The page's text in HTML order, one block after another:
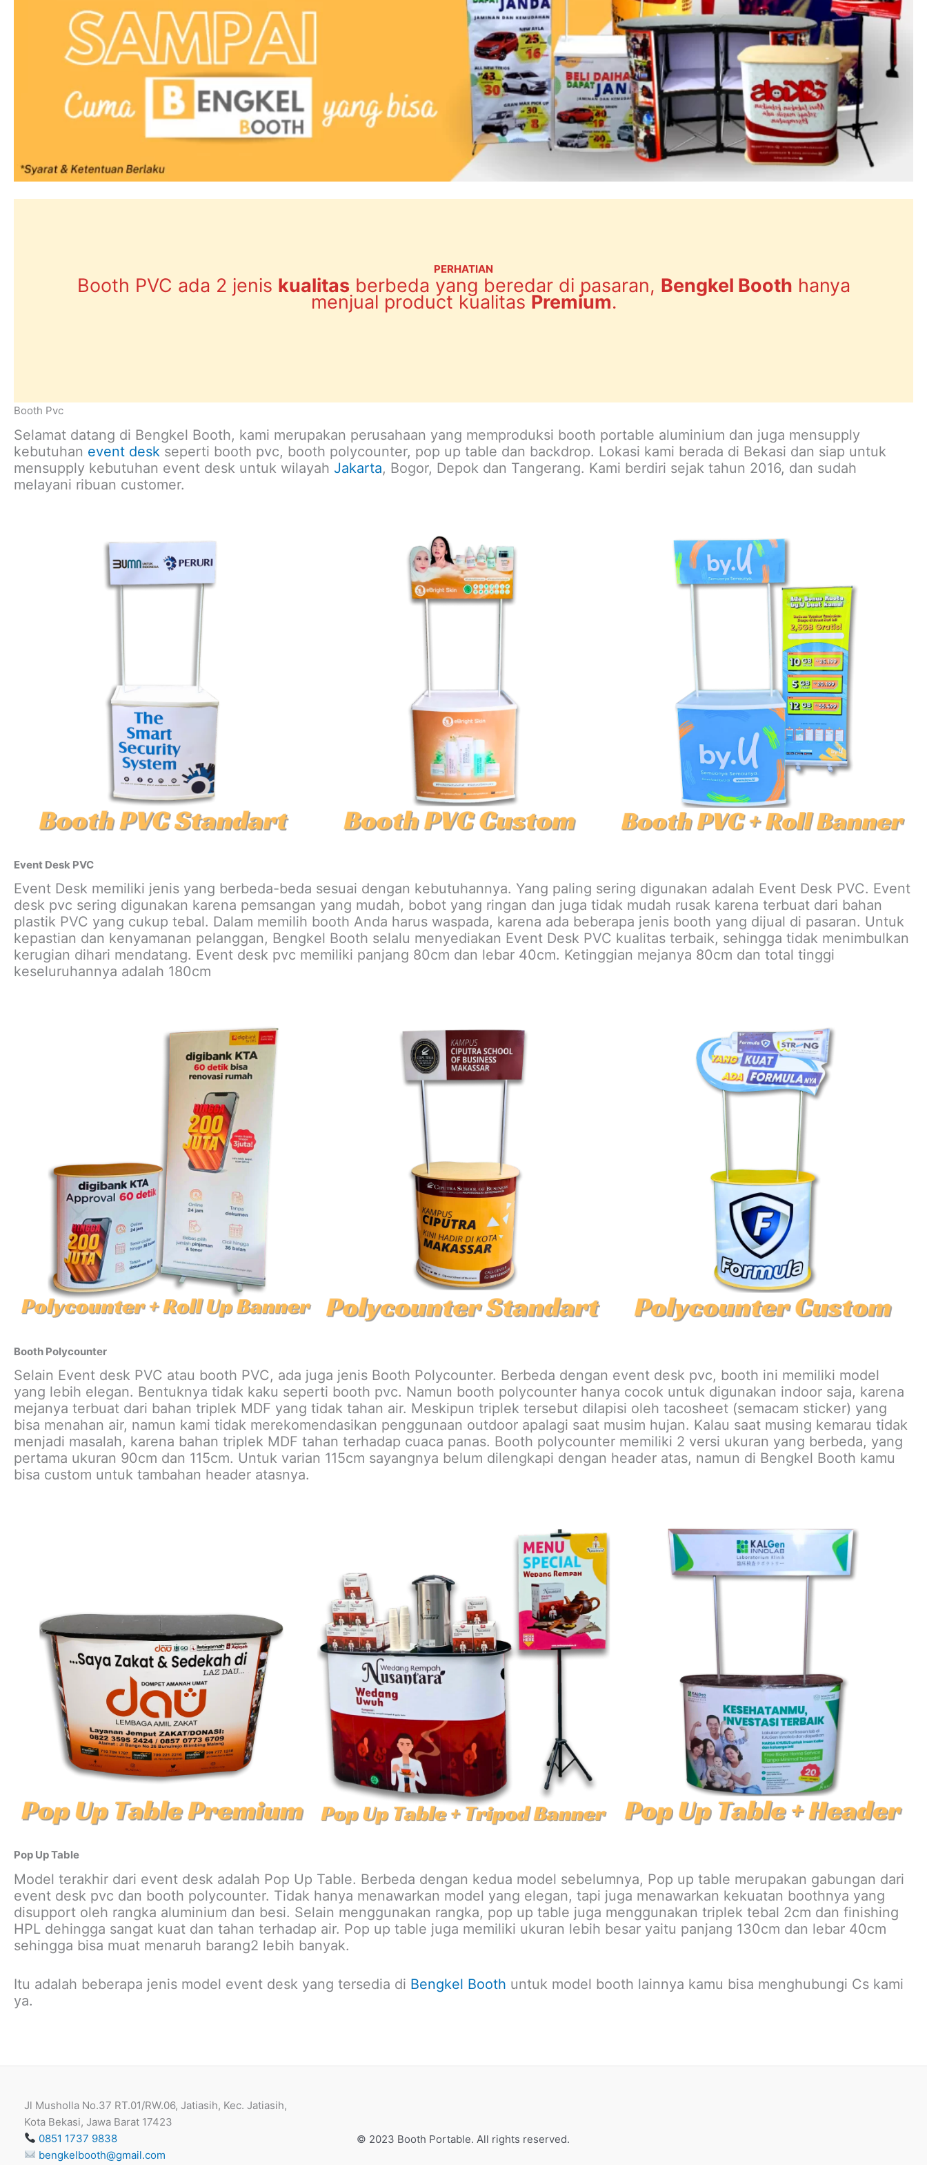
PERHATIAN
Booth PVC ada 2 jenis kualitasberbeda yang beredar di pasaran, Bengkel Booth hanya
menjual product kualitas Premium.
Booth Pvc
Selamat datang di Bengkel Booth, kami merupakan perusahaan yang memproduksi booth portable aluminium dan juga mensupply
kebutuhan event desk seperti booth pvc, booth polycounter, pop up table dan backdrop. Lokasi kami berada di Bekasi dan siap untuk
mensupply kebutuhan event desk untuk wilayah Jakarta, Bogor, Depok dan Tangerang. Kami berdiri sejak tahun 2016, dan sudah
melayani ribuan customer.
Event Desk PVC
Event Desk memiliki jenis yang berbeda-beda sesuai dengan kebutuhannya. Yang paling sering digunakan adalah Event Desk PVC. Event
desk pvc sering digunakan karena pemsangan yang mudah, bobot yang ringan dan juga tidak mudah rusak karena terbuat dari bahan
plastik PVC yang cukup tebal. Dalam memilih booth Anda harus waspada, karena ada beberapa jenis booth yang dijual di pasaran. Untuk
kepastian dan kenyamanan pelanggan, Bengkel Booth selalu menyediakan Event Desk PVC kualitas terbaik, sehingga tidak menimbulkan
kerugian dihari mendatang. Event desk pvc memiliki panjang 80cm dan lebar 40cm. Ketinggian mejanya 80cm dan total tinggi
keseluruhannya adalah 180cm
Booth Polycounter
Selain Event desk PVC atau booth PVC, ada juga jenis Booth Polycounter. Berbeda dengan event desk pvc, booth ini memiliki model
yang lebih elegan. Bentuknya tidak kaku seperti booth pvc. Namun booth polycounter hanya cocok untuk digunakan indoor saja, karena
mejanya terbuat dari bahan triplek MDF yang tidak tahan air. Meskipun triplek tersebut dilapisi oleh tacosheet (semacam sticker) yang
bisa menahan air, namun kami tidak merekomendasikan penggunaan outdoor apalagi saat musim hujan. Kalau saat musing kemarau tidak
menjadi masalah, karena bahan triplek MDF tahan terhadap cuaca panas. Booth polycounter memiliki 2 versi ukuran yang berbeda, yang
pertama ukuran 90cm dan 115cm. Untuk varian 115cm sayangnya belum dilengkapi dengan header atas, namun di Bengkel Booth kamu
bisa custom untuk tambahan header atasnya.
Pop Up Table
Model terakhir dari event desk adalah Pop Up Table. Berbeda dengan kedua model sebelumnya, Pop up table merupakan gabungan dari
event desk pvc dan booth polycounter. Tidak hanya menawarkan model yang elegan, tapi juga menawarkan kekuatan boothnya yang
disupport oleh rangka aluminium dan besi. Selain menggunakan rangka, pop up table juga menggunakan triplek tebal 2cm dan finishing
HPL dehingga sangat kuat dan tahan terhadap air. Pop up table juga memiliki ukuran lebih besar yaitu panjang 130cm dan lebar 40cm
sehingga bisa muat menaruh barang2 lebih banyak.
Itu adalah beberapa jenis model event desk yang tersedia di Bengkel Booth untuk model booth lainnya kamu bisa menghubungi Cs kami
ya.
Jl Musholla No.37 RT.01/RW.06, Jatiasih, Kec. Jatiasih,
Kota Bekasi, Jawa Barat 17423
0851 1737 9838
bengkelbooth@gmail.com
© 2023 Booth Portable. All rights reserved.